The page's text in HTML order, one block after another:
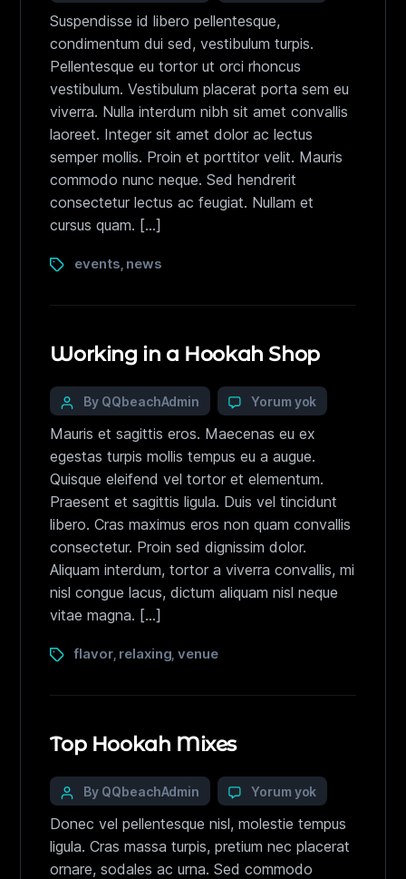
Suspendisse id libero pellentesque,
condimentum dui sed, vestibulum turpis.
Pellentesque eu tortor ut orci rhoncus
vestibulum. Vestibulum placerat porta sem eu
viverra. Nulla interdum nibh sit amet convallis
laoreet. Integer sit amet dolor ac lectus
semper mollis. Proin et porttitor velit. Mauris
commodo nunc neque. Sed hendrerit
consectetur lectus ac feugiat. Nullam et
cursus quam. […]
events news
Working in a Hookah Shop
By QQbeachAdmin Yorum yok
Mauris et sagittis eros. Maecenas eu ex
egestas turpis mollis tempus eu a augue.
Quisque eleifend vel tortor et elementum.
Praesent et sagittis ligula. Duis vel tincidunt
libero. Cras maximus eros non quam convallis
consectetur. Proin sed dignissim dolor.
Aliquam interdum, tortor a viverra convallis, mi
nisl congue lacus, dictum aliquam nisl neque
vitae magna. […]
flavor, relaxing ,venue
Top Hookah Mixes
By QQbeachAdmin Yorum yok
Donec vel pellentesque nisl, molestie tempus
ligula. Cras massa turpis, pretium nec placerat
ornare, sodales ac urna. Sed commodo